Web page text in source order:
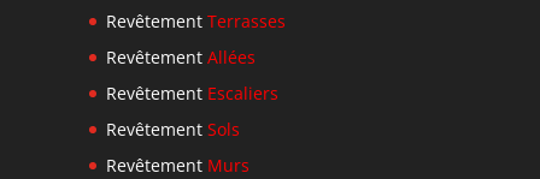
Revêtement Terrasses
Revêtement Allées
Revêtement Escaliers
Revêtement Sols
Revêtement Murs